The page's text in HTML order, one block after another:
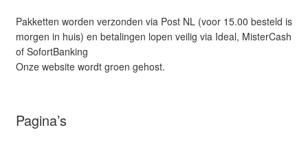
Pakketten worden verzonden via Post NL (voor 15.00 besteld is
morgen in huis) en betalingen lopen veilig via Ideal, MisterCash
of SofortBanking
Onze website wordt groen gehost.
Pagina’s